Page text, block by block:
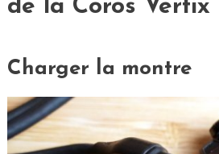
de la Coros Vertix
Charger la montre